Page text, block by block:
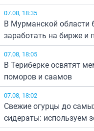
07.08, 18:35
В Мурманской области
заработать на бирже и
07.08, 18:05
В Териберке освятят
поморов и саамов
07.08, 18:02
Свежие огурцы до
сидераты: используем